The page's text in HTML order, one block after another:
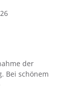
der
Bei schönem